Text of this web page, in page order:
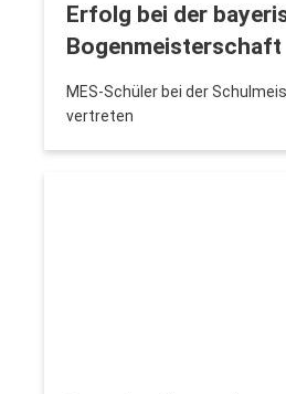
Erfolg bei der
Bogenmeisterschaft
MES-Schüler bei der
vertreten